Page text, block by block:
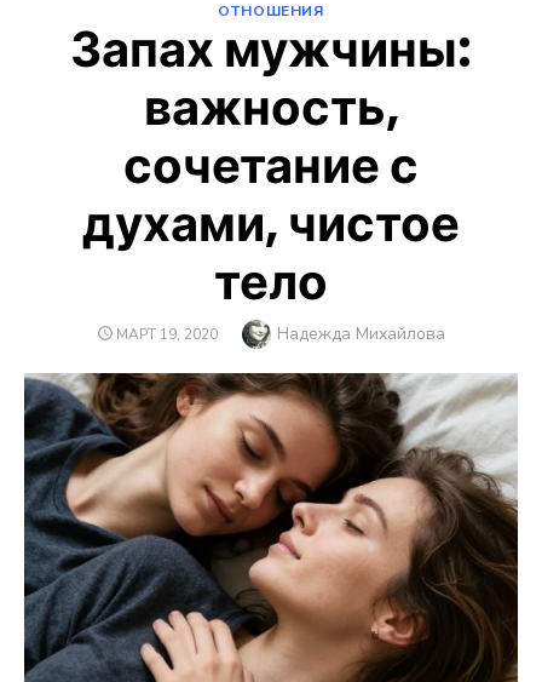
ОТНОШЕНИЯ
Запах мужчины:
важность,
сочетание с
духами, чистое
тело
ОПУБЛИКОВАНО
МАРТ 19, 2020 Автор
Надежда Михайлова